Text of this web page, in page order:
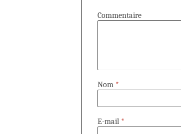
Commentaire
Nom *
E-mail *